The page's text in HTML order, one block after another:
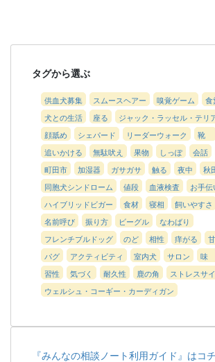
タグから選ぶ
供血犬募集 スムースヘアー 嗅覚ゲーム 食
犬との生活
座る ジャック・ラッセル・テリ
顔舐め
シェパード リーダーウォーク 靴
追いかける
無駄吠え 果物 しっぽ 会話
町田市
加湿器 ガサガサ 触る 夜中
秋
同胞犬シンドローム
値段 血液検査 お手伝
ハイブリッドビガー
食材 寝相 飼いやすさ
名前呼び
振り方 ビーグル
なわばり
フレンチブルドッグ
のど 相性 痒がる
パグ
アクティビティ 室内犬 サロン 味
習性
気づく 耐久性 鹿の角 ストレスサ
ウェルシュ・コーギー・カーディガン
『みんなの相談ノート利用ガイド』はコ